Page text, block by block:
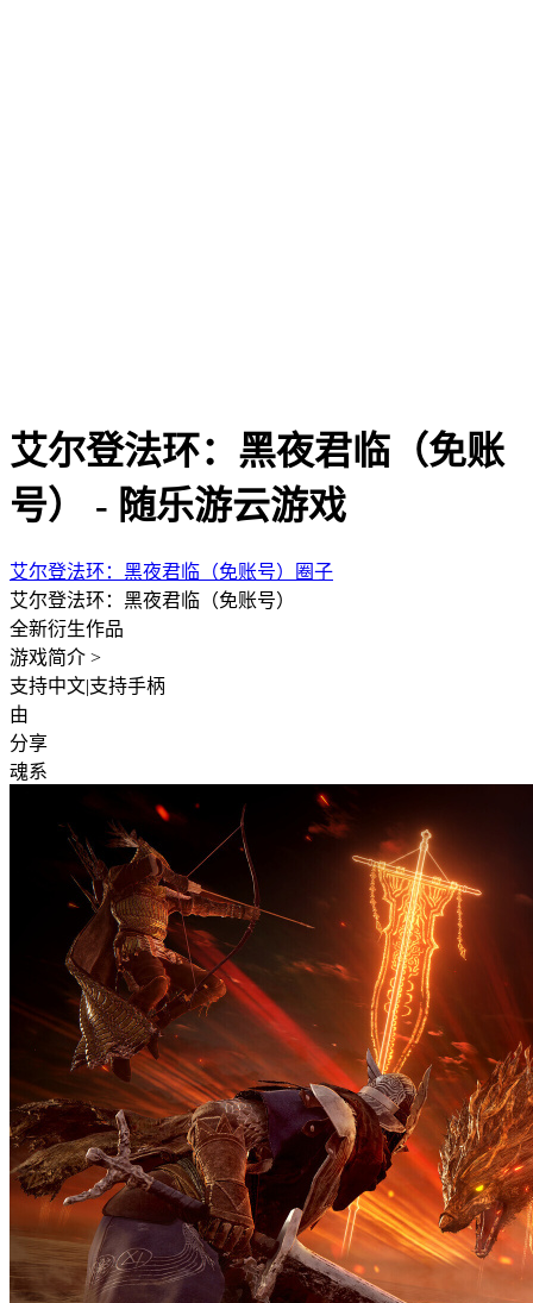
艾尔登法环：黑夜君临（免账
号） - 随乐游云游戏
艾尔登法环：黑夜君临（免账号）圈子
艾尔登法环：黑夜君临（免账号）
全新衍生作品
游戏简介 >
支持中文|支持手柄
由
分享
魂系